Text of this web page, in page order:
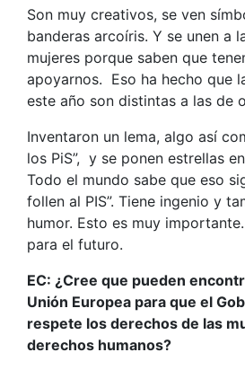
Son muy creativos, se ven
banderas arcoíris. Y se unen a
mujeres porque saben que
apoyarnos. Eso ha hecho que
este año son distintas a las de
Inventaron un lema, algo así
los PiS”, y se ponen estrellas
Todo el mundo sabe que eso
follen al PIS”. Tiene ingenio y
humor. Esto es muy
para el futuro.
EC: ¿Cree que pueden
Unión Europea para que el
respete los derechos de las
derechos humanos?